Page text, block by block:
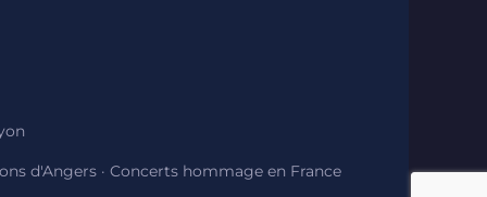
d'Angers · Concerts hommage en France